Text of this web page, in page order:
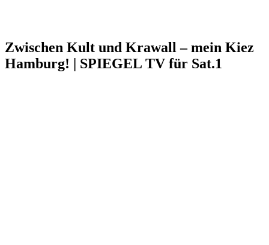
Zwischen Kult und Krawall – mein Kiez
Hamburg! | SPIEGEL TV für Sat.1